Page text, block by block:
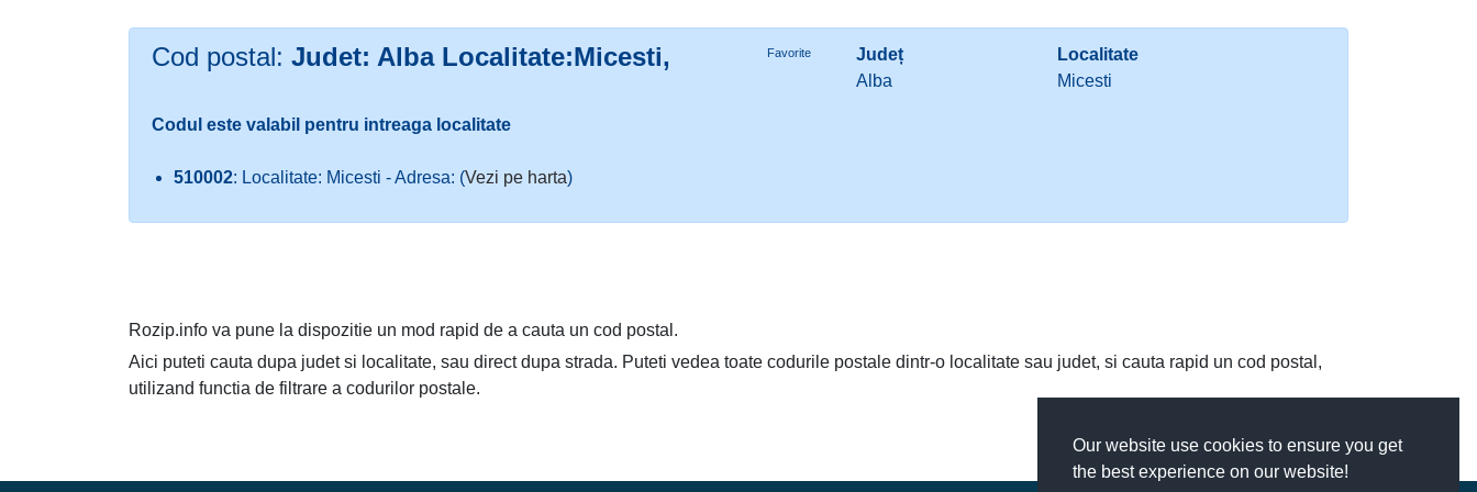
Our website use cookies to ensure you get
the best experience on our website!
Cod postal: Judet: Alba Localitate:Micesti, Favorite
Județ
Alba
Localitate
Micesti
Codul este valabil pentru intreaga localitate
510002: Localitate: Micesti - Adresa: (Vezi pe harta)
Rozip.info va pune la dispozitie un mod rapid de a cauta un cod postal.
Aici puteti cauta dupa judet si localitate, sau direct dupa strada. Puteti vedea toate codurile postale dintr-o localitate sau judet, si cauta rapid un cod postal,
utilizand functia de filtrare a codurilor postale.